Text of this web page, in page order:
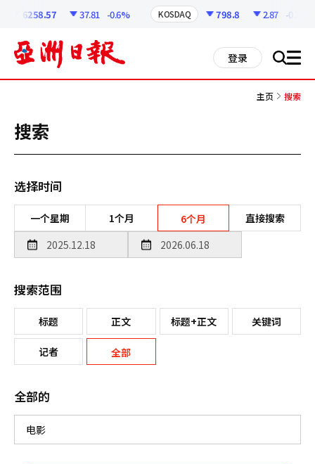
6258.57 37.81 -0.6% KOSDAQ 798.8 2.87 -0.36%
登录 搜 all
主页 搜索
搜索
选择时间
一个星期 1个月 6个月 直接搜索
搜索范围
标题 正文 标题+正文 关键词
记者 全部
全部的